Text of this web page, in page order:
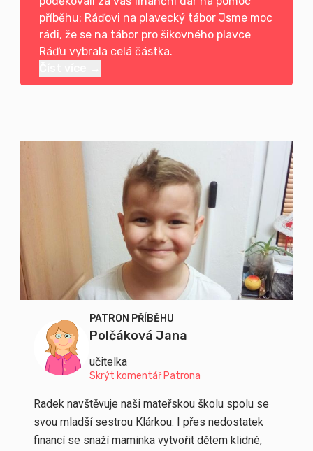
příběhu: Ráďovi na plavecký tábor Jsme moc
rádi, že se na tábor pro šikovného plavce
Ráďu vybrala celá částka.
PATRON PŘÍBĚHU
Polčáková Jana
učitelka
Skrýt komentář Patrona
Radek navštěvuje naši mateřskou školu spolu se
svou mladší sestrou Klárkou. I přes nedostatek
financí se snaží maminka vytvořit dětem klidné,